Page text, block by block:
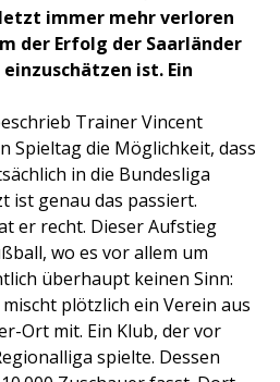
immer mehr verloren
der Erfolg der Saarländer
ist. Ein
Trainer Vincent
Spieltag die Möglichkeit, dass
in die Bundesliga
ist genau das passiert.
er recht. Dieser Aufstieg
wo es vor allem um
überhaupt keinen Sinn:
plötzlich ein Verein aus
Ort mit. Ein Klub, der vor
spielte. Dessen